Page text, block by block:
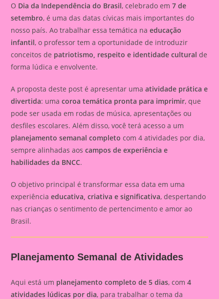
O Dia da Independência do Brasil, celebrado em7 de
setembro, é uma das datas cívicas mais importantes do
nosso país. Ao trabalhar essa temática naeducação
infantil, o professor tem a oportunidade de introduzir
conceitos de patriotismo, respeito e identidade cultural de
forma lúdica e envolvente.
A proposta deste post é apresentar umaatividade prática e
divertida: umacoroa temática pronta para imprimir, que
pode ser usada em rodas de música, apresentações ou
desfiles escolares. Além disso, você terá acesso a um
planejamento semanal completo com 4 atividades por dia,
sempre alinhadas aoscampos de experiência e
habilidades da BNCC.
O objetivo principal é transformar essa data em uma
experiênciaeducativa, criativa e significativa, despertando
nas crianças o sentimento de pertencimento e amor ao
Brasil.
Planejamento Semanal de Atividades
Aqui está um planejamento completo de 5 dias, com4
atividades lúdicas por dia, para trabalhar o tema da